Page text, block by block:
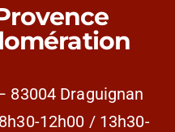
83004 Draguignan
12h00 / 13h30-